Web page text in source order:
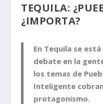
TEQUILA:
¿IMPORTA?
En Tequila se
debate en la
los temas de
Inteligente
protagonismo.